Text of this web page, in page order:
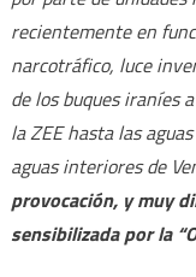
recientemente en
narcotráfico, luce
de los buques iraníes
la ZEE hasta las
aguas interiores de
provocación, y muy
sensibilizada por la